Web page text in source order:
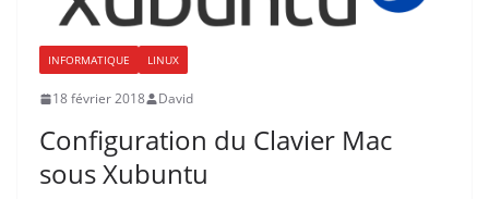
INFORMATIQUE LINUX
18 février 2018 David
Configuration du Clavier Mac
sous Xubuntu